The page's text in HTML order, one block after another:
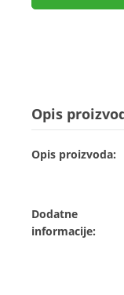
Opis
Opis proizvoda:
Dodatne
informacije: